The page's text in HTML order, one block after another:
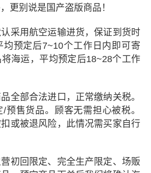
更别说是国产盗版商品！
采用航空运输进货，保证到货时
均预定后7~10个工作日内即可寄
海运，平均预定后18~28个工作
全部合法进口，正常缴纳关税。
预售货品。顾客无需担心被税。
或被退风险，此情况需买家自行
初回限定、完全生产限定、场贩